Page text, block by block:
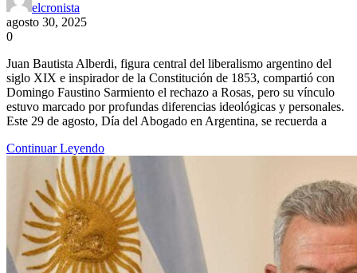
elcronista
agosto 30, 2025
0
Juan Bautista Alberdi, figura central del liberalismo argentino del
siglo XIX e inspirador de la Constitución de 1853, compartió con
Domingo Faustino Sarmiento el rechazo a Rosas, pero su vínculo
estuvo marcado por profundas diferencias ideológicas y personales.
Este 29 de agosto, Día del Abogado en Argentina, se recuerda a
Continuar Leyendo